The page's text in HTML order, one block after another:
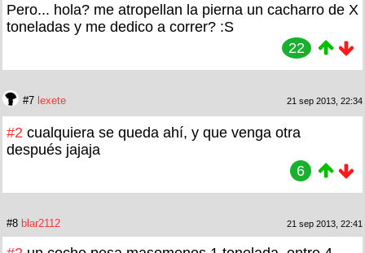
Pero... hola? me atropellan la pierna un cacharro de X
toneladas y me dedico a correr? :S
22
#7 lexete 21 sep 2013, 22:34
#2 cualquiera se queda ahí, y que venga otra
después jajaja
6
#8 blar2112 21 sep 2013, 22:41